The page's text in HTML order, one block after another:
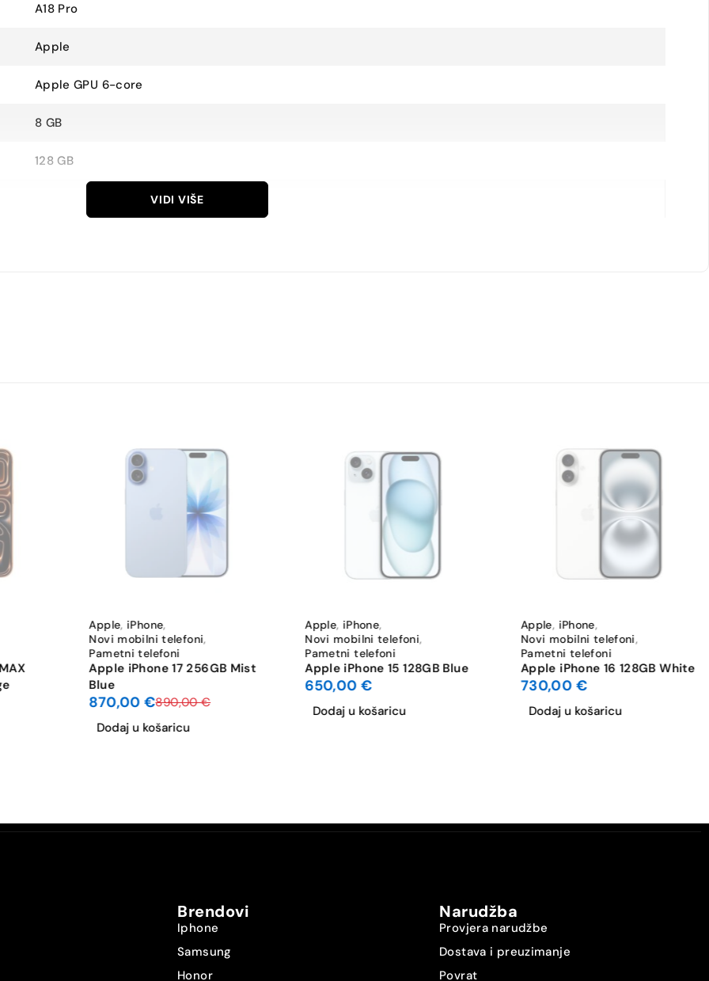
A18 Pro
Apple
Apple GPU 6-core
8 GB
128 GB
4K UHD 3840×2160
VIDI VIŠE
Apple, iPhone,
Novi mobilni telefoni,
Pametni telefoni
Apple iPhone 17 256GB Mist
Blue
890,00€
870,00€
Dodaj u košaricu
Apple, iPhone,
Novi mobilni telefoni,
Pametni telefoni
Apple iPhone 15 128GB Blue
650,00 €
Dodaj u košaricu
Apple, iPhone,
Novi mobilni telefoni,
Pametni telefoni
Apple iPhone 16 128GB White
730,00 €
Dodaj u košaricu
Brendovi
Iphone
Samsung
Honor
Narudžba
Provjera narudžbe
Dostava i preuzimanje
Povrat